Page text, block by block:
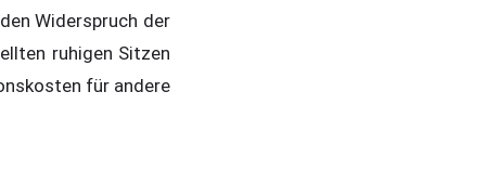
Widerspruch der
ruhigen Sitzen
für andere